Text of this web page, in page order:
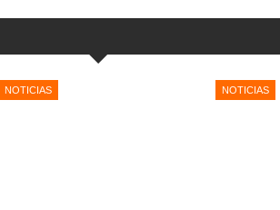
NOTICIAS NOTICIAS